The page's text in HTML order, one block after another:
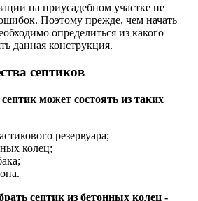
на приусадебном участке не
Поэтому прежде, чем начать
определиться из какого
данная конструкция.
септиков
может состоять из таких
резервуара;
колец;
септик из бетонных колец -